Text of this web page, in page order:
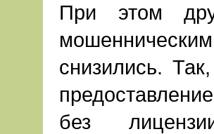
При этом
снизились.
без